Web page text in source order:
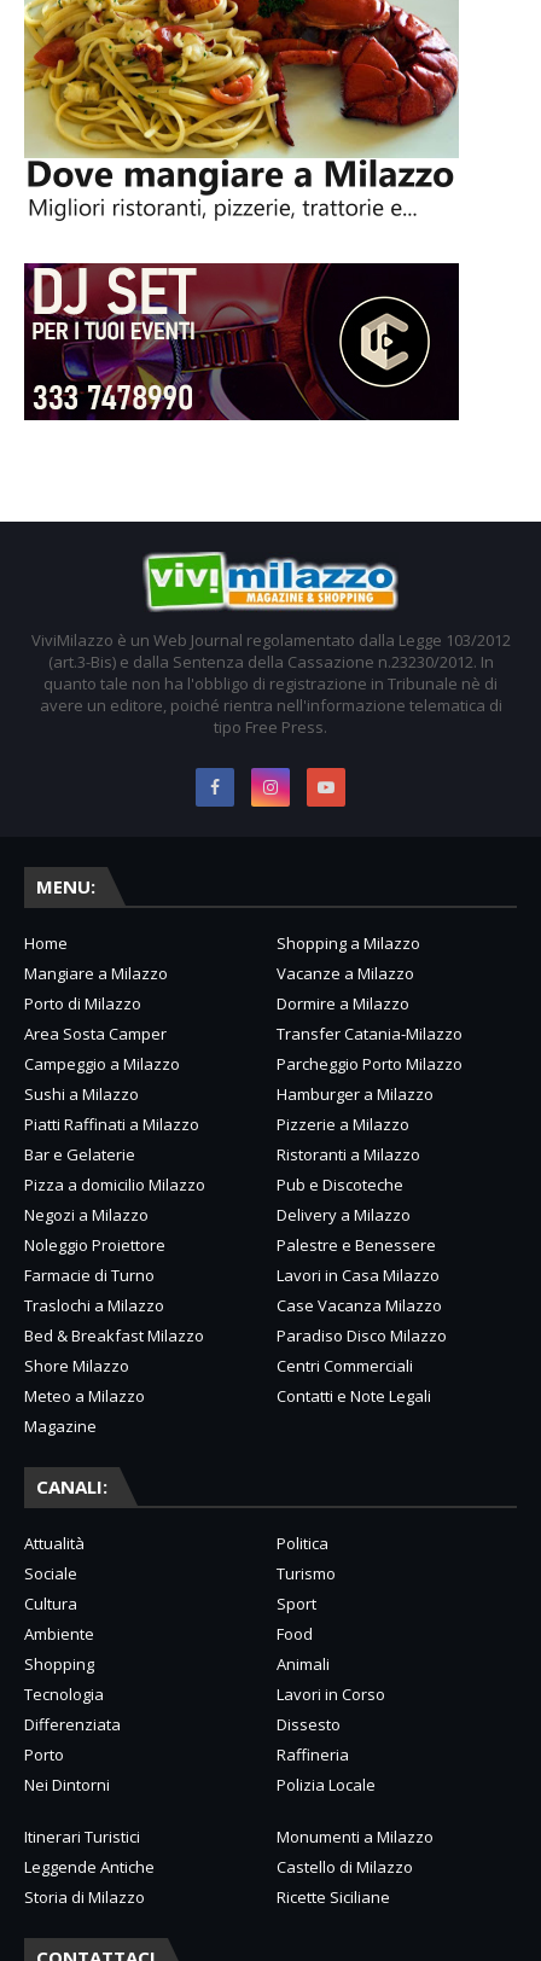
ViviMilazzo è un Web Journal regolamentato dalla Legge 103/2012
(art.3-Bis) e dalla Sentenza della Cassazione n.23230/2012. In
quanto tale non ha l'obbligo di registrazione in Tribunale nè di
avere un editore, poiché rientra nell'informazione telematica di
tipo Free Press.
MENU:
Home
Shopping a Milazzo
Mangiare a Milazzo
Vacanze a Milazzo
Porto di Milazzo
Dormire a Milazzo
Area Sosta Camper
Transfer Catania-Milazzo
Campeggio a Milazzo
Parcheggio Porto Milazzo
Sushi a Milazzo
Hamburger a Milazzo
Piatti Raffinati a Milazzo
Pizzerie a Milazzo
Bar e Gelaterie
Ristoranti a Milazzo
Pizza a domicilio Milazzo
Pub e Discoteche
Negozi a Milazzo
Delivery a Milazzo
Noleggio Proiettore
Palestre e Benessere
Farmacie di Turno
Lavori in Casa Milazzo
Traslochi a Milazzo
Case Vacanza Milazzo
Bed & Breakfast Milazzo
Paradiso Disco Milazzo
Shore Milazzo
Centri Commerciali
Meteo a Milazzo
Contatti e Note Legali
Magazine
CANALI:
Attualità
Politica
Sociale
Turismo
Cultura
Sport
Ambiente
Food
Shopping
Animali
Tecnologia
Lavori in Corso
Differenziata
Dissesto
Porto
Raffineria
Nei Dintorni
Polizia Locale
Itinerari Turistici
Monumenti a Milazzo
Leggende Antiche
Castello di Milazzo
Storia di Milazzo
Ricette Siciliane